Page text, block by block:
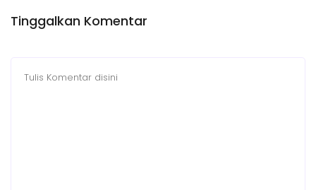
Tinggalkan Komentar